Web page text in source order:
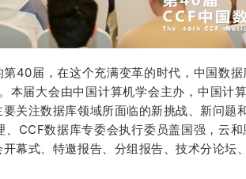
40届，在这个充满变革的时代，中国数
本届大会由中国计算机学会主办，中国计
关注数据库领域所面临的新挑战、新问题
CCF数据库专委会执行委员盖国强，云
幕式、特邀报告、分组报告、技术分论坛